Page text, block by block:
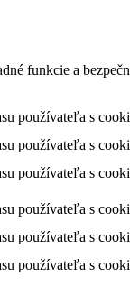
funkcie a
používateľa s
používateľa s
používateľa s
používateľa s
používateľa s
používateľa s